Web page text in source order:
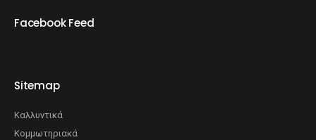
Facebook Feed
Sitemap
Καλλυντικά
Κομμωτηριακά